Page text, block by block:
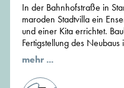
In der Bahnhofstraße in
maroden Stadtvilla ein
und einer Kita errichtet.
Fertigstellung des
mehr ...